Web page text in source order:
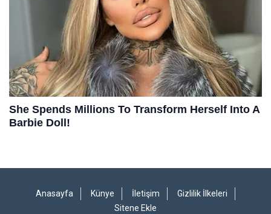
Anasayfa Künye İletişim
Gizlilik İlkeleri
Sitene Ekle